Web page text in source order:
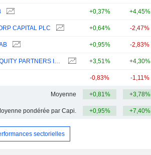
+0,37% +4,45%
CAPITAL PLC +0,64% -2,47%
+0,95% -2,83%
ALARIS EQUITY PARTNERS INCOME TRUST +3,51% +4,30%
-0,83% -1,11%
Moyenne +0,81% +3,78%
pondérée par Capi. +0,95% +7,40%
sectorielles